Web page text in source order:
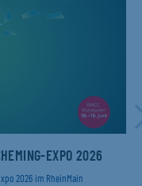
EXPO 2026
2026 im RheinMain